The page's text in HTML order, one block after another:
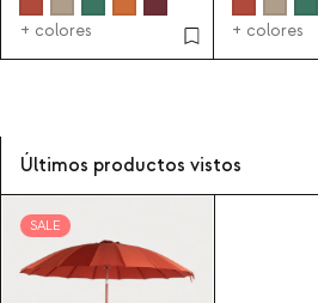
+ colores + colores
Últimos productos vistos
SALE